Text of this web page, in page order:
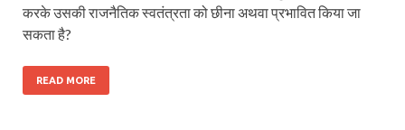
करके उसकी राजनैतिक स्वतंत्रता को छीना अथवा प्रभावित किया जा
सकता है?
READ MORE